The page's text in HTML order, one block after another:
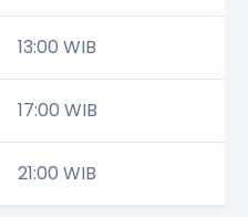
13:00 WIB
17:00 WIB
21:00 WIB